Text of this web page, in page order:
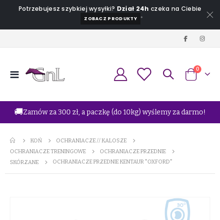
Potrzebujesz szybkiej wysyłki? Dział 24h czeka na Ciebie
ZOBACZ PRODUKTY *
Przełącznik
Koszyk
0
🚚Zamów za 300 zł, a paczkę (do 10kg) wyślemy za darmo!
KOŃ
OCHRANIACZE // KALOSZE
OCHRANIACZE TRENINGOWE
OCHRANIACZE PRZEDNIE
SKÓRZANE
OCHRANIACZE PRZEDNIE KENTAUR "OXFORD"